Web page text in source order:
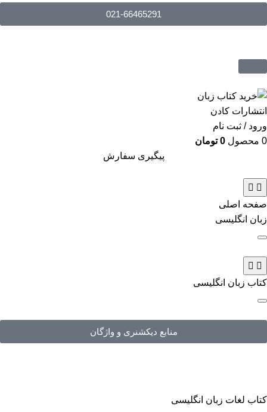
021-66465291
ورود / ثبت نام
0 محصول 0 تومان
پیگیری سفارش
صفحه اصلی
زبان انگلیسی
کتاب زبان انگلیسی
منابع دیکشنری و واژگان
کتاب لغات زبان انگلیسی